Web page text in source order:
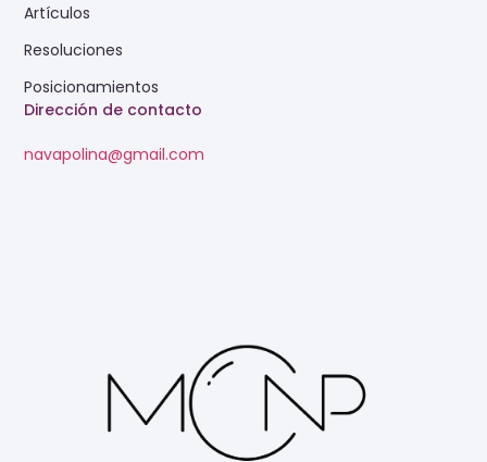
Dirección de contacto
navapolina@gmail.com
Artículos
Resoluciones
Posicionamientos